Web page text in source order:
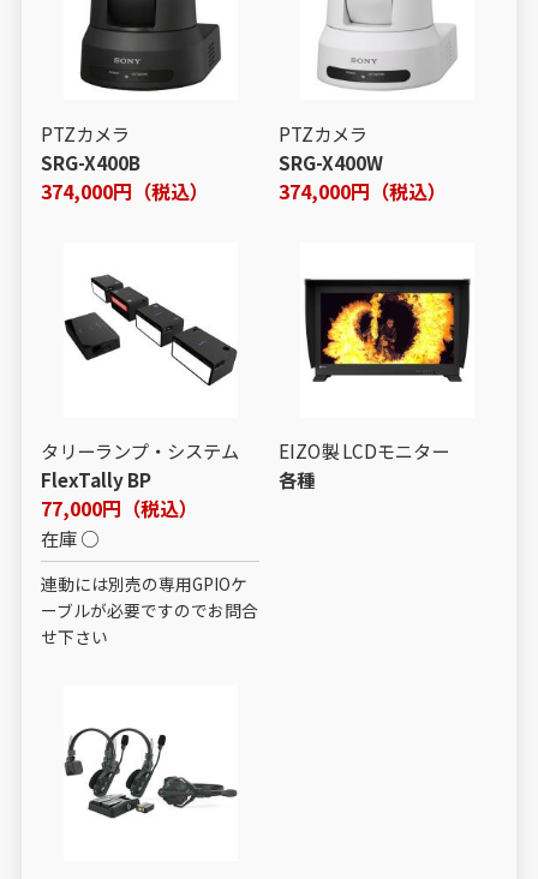
PTZカメラ
SRG-X400B
374,000円（税込）
PTZカメラ
SRG-X400W
374,000円（税込）
タリーランプ・システム
FlexTally BP
77,000円（税込）
在庫 ○
連動には別売の専用GPIOケ
ーブルが必要ですのでお問合
せ下さい
EIZO製 LCDモニター
各種